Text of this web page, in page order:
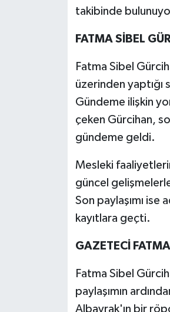
takibinde
FATMA SİBEL
Fatma Sibel
üzerinden
Gündeme ilişkin
çeken Gürcihan,
gündeme geldi.
Mesleki
güncel
Son paylaşımı ise
kayıtlara geçti.
GAZETECİ
Fatma Sibel
paylaşımın
Albayrak'ın bir